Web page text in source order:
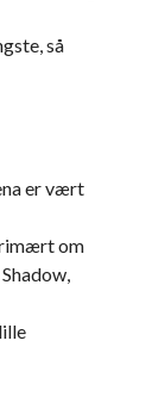
så
er vært
om